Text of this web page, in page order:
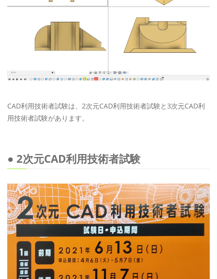
CAD利用技術者試験は、2次元CAD利用技術者試験と3次元CAD利
用技術者試験があります。
● 2次元CAD利用技術者試験